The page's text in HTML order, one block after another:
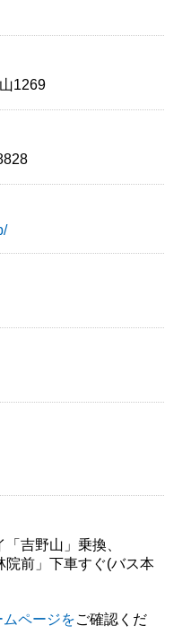
1269
吉野山」乗換、
前」下車すぐ(バス本
ページをご確認くだ